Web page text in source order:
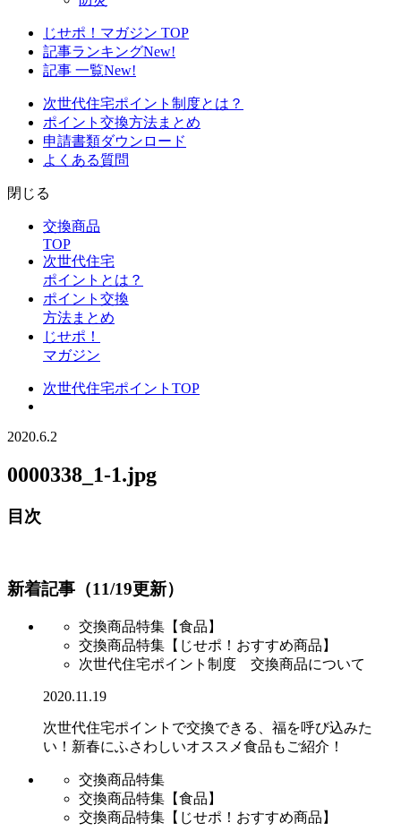
じせポ！マガジン TOP
記事ランキングNew!
記事 一覧New!
次世代住宅ポイント制度とは？
ポイント交換方法まとめ
申請書類ダウンロード
よくある質問
閉じる
交換商品
TOP
次世代住宅
ポイントとは？
ポイント交換
方法まとめ
じせポ！
マガジン
次世代住宅ポイントTOP
2020.6.2
0000338_1-1.jpg
目次
新着記事（11/19更新）
交換商品特集【食品】
交換商品特集【じせポ！おすすめ商品】
次世代住宅ポイント制度 交換商品について
2020.11.19
次世代住宅ポイントで交換できる、福を呼び込みた
い！新春にふさわしいオススメ食品もご紹介！
交換商品特集
交換商品特集【食品】
交換商品特集【じせポ！おすすめ商品】